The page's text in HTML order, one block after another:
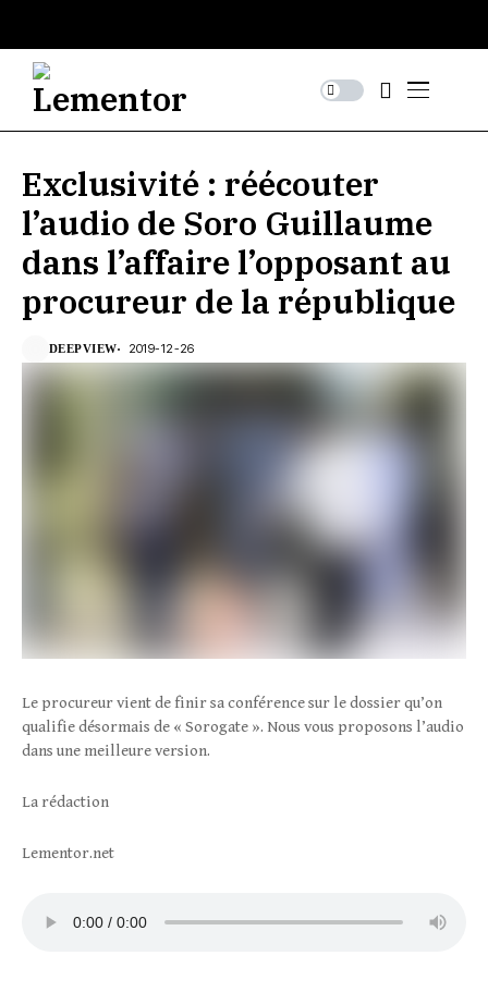
Exclusivité : réécouter
l’audio de Soro Guillaume
dans l’affaire l’opposant au
procureur de la république
DEEPVIEW 2019-12-26
Le procureur vient de finir sa conférence sur le dossier qu’on
qualifie désormais de « Sorogate ». Nous vous proposons l’audio
dans une meilleure version.
La rédaction
Lementor.net